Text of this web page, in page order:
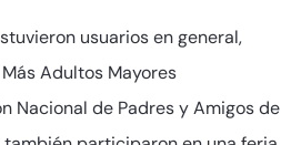
usuarios en general,
Adultos Mayores
Nacional de Padres y Amigos de